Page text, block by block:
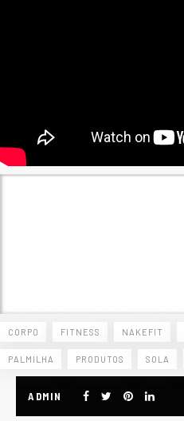
CORPO FITNESS NAKEFIT
PALMILHA PRODUTOS SOLA
ADMIN